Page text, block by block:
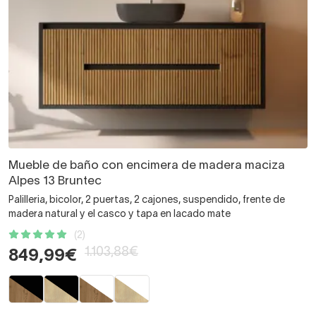
Mueble de baño con encimera de madera maciza
Alpes 13 Bruntec
Palilleria, bicolor, 2 puertas, 2 cajones, suspendido, frente de
madera natural y el casco y tapa en lacado mate
(2)
849,99€ 1.103,88€